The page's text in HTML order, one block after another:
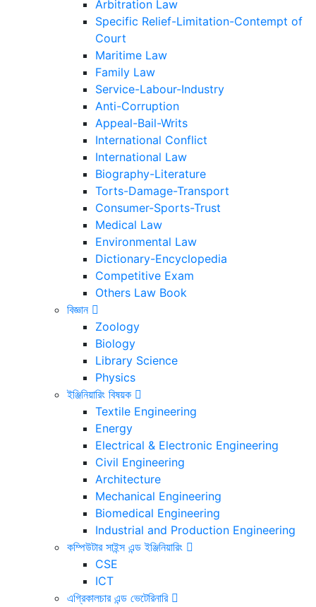
Arbitration Law
Specific Relief-Limitation-Contempt of
Court
Maritime Law
Family Law
Service-Labour-Industry
Anti-Corruption
Appeal-Bail-Writs
International Conflict
International Law
Biography-Literature
Torts-Damage-Transport
Consumer-Sports-Trust
Medical Law
Environmental Law
Dictionary-Encyclopedia
Competitive Exam
Others Law Book
বিজ্ঞান
Zoology
Biology
Library Science
Physics
ইঞ্জিনিয়ারিং বিষয়ক
Textile Engineering
Energy
Electrical & Electronic Engineering
Civil Engineering
Architecture
Mechanical Engineering
Biomedical Engineering
Industrial and Production Engineering
কম্পিউটার সাইন্স এন্ড ইঞ্জিনিয়ারিং
CSE
ICT
এগ্রিকালচার এন্ড ভেটেরিনারি